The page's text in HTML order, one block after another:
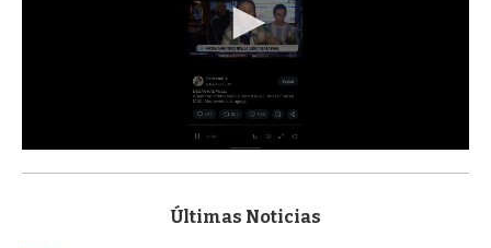
s
Últimas Noticias